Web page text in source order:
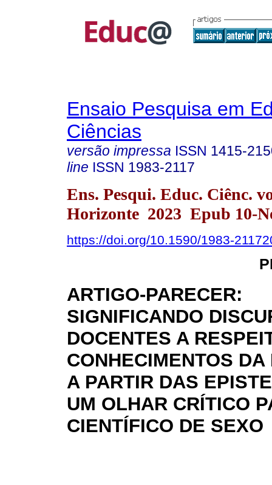
Ensaio Pesquisa em
Ciências
versão impressa ISSN 1415-
line ISSN 1983-2117
Ens. Pesqui. Educ. Ciênc.
Horizonte 2023 Epub 10-
https://doi.org/10.1590/1983-
ARTIGO-PARECER:
SIGNIFICANDO
DOCENTES A
CONHECIMENTOS
A PARTIR DAS
UM OLHAR CRÍTICO
CIENTÍFICO DE SEXO